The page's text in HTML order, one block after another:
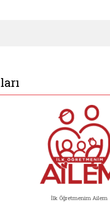
İlk Öğretmenim Ailem